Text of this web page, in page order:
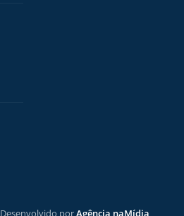
Desenvolvido porAgência naMídia